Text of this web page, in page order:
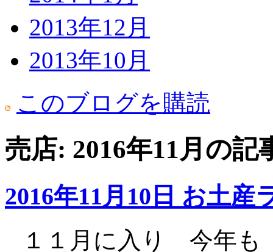
2013年12月
2013年10月
このブログを購読
売店: 2016年11月の記
2016年11月10日 お土産
１１月に入り 今年